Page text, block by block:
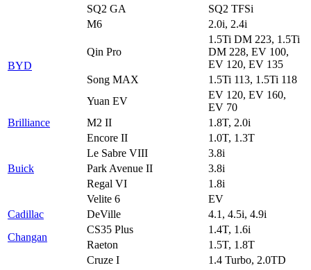
SQ2 GA
SQ2 TFSi
BYD
M6 2.0i, 2.4i
Qin Pro
1.5Ti DM 223, 1.5Ti
DM 228, EV 100,
EV 120, EV 135
Song MAX
1.5Ti 113, 1.5Ti 118
Yuan EV
EV 120, EV 160,
EV 70
Brilliance
M2 II 1.8T, 2.0i
Buick
Encore II
1.0T, 1.3T
Le Sabre VIII
3.8i
Park Avenue II
3.8i
Regal VI
1.8i
Velite 6
EV
Cadillac
DeVille
4.1, 4.5i, 4.9i
Changan
CS35 Plus
1.4T, 1.6i
Raeton
1.5T, 1.8T
Cruze I
1.4 Turbo, 2.0TD